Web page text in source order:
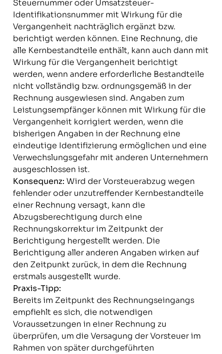
Steuernummer oder Umsatzsteuer-
Identifikationsnummer mit Wirkung für die
Vergangenheit nachträglich ergänzt bzw.
berichtigt werden können. Eine Rechnung, die
alle Kernbestandteile enthält, kann auch dann mit
Wirkung für die Vergangenheit berichtigt
werden, wenn andere erforderliche Bestandteile
nicht vollständig bzw. ordnungsgemäß in der
Rechnung ausgewiesen sind. Angaben zum
Leistungsempfänger können mit Wirkung für die
Vergangenheit korrigiert werden, wenn die
bisherigen Angaben in der Rechnung eine
eindeutige Identifizierung ermöglichen und eine
Verwechslungsgefahr mit anderen Unternehmern
ausgeschlossen ist.
Konsequenz: Wird der Vorsteuerabzug wegen
fehlender oder unzutreffender Kernbestandteile
einer Rechnung versagt, kann die
Abzugsberechtigung durch eine
Rechnungskorrektur im Zeitpunkt der
Berichtigung hergestellt werden. Die
Berichtigung aller anderen Angaben wirken auf
den Zeitpunkt zurück, in dem die Rechnung
erstmals ausgestellt wurde.
Praxis-Tipp:
Bereits im Zeitpunkt des Rechnungseingangs
empfiehlt es sich, die notwendigen
Voraussetzungen in einer Rechnung zu
überprüfen, um die Versagung der Vorsteuer im
Rahmen von später durchgeführten